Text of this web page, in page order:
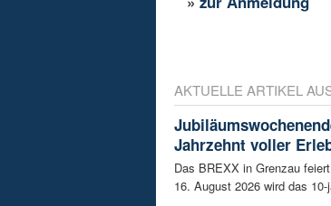
AKTUELLE ARTIKEL
Jahrzehnt voller
Das BREXX in Grenzau
16. August 2026 wird das